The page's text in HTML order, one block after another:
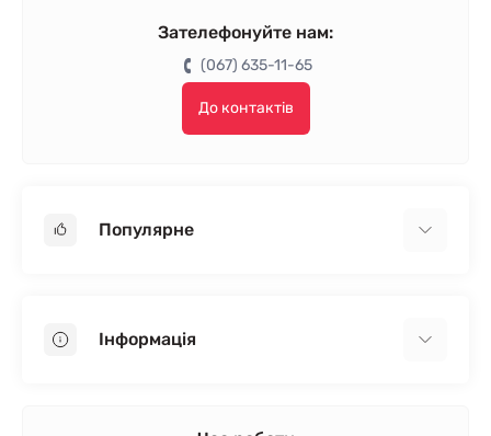
Зателефонуйте нам:
(067) 635-11-65
До контактів
Популярне
Пінопласт
Інформація